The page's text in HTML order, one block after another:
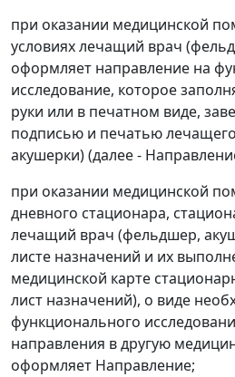
при оказании медицинской
условиях лечащий врач
оформляет направление на
исследование, которое
руки или в печатном виде,
подписью и печатью
акушерки) (далее -
при оказании медицинской
дневного стационара,
лечащий врач (фельдшер,
листе назначений и их
медицинской карте
лист назначений), о виде
функционального
направления в другую
оформляет Направление;